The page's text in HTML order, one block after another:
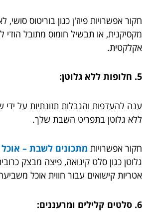
חקור אפשרויות פיוז'ן כגון בוריטוס
מקסיקנית, או תבשיל חומוס מתובל הודי
אקלקטית.
5. חלופות ללא גלוטן:
ענה להעדפות והגבלות תזונתיות על ידי
ללא גלוטן בתפריט השבת שלך.
חקור אפשרויות מתכונים לשבת – אוכל
גלוטן כגון סלט קינואה, פיצה מבצק
אטריות קישואים עבור חווית אוכל
6. סלטים קלילים ומרעננים: